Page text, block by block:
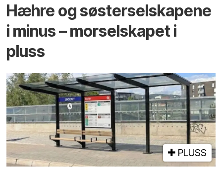
Hæhre og søster­selskapene
i minus – mor­selskapet i
pluss
PLUSS